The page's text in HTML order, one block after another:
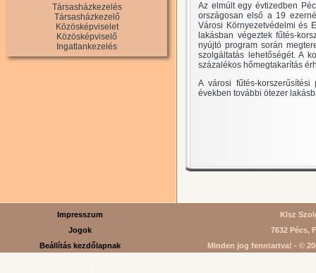
Társasházkezelés
Társasházkezelő
Közösképviselet
Közösképviselő
Ingatlankezelés
Az elmúlt egy évtizedben
országosan első a 19
Városi Környezetvédelmi és
lakásban végeztek fűtés-
nyújtó program során
szolgáltatás lehetőségét. A
százalékos hőmegtakarítás
A városi fűtés-
években további ötezer
Impresszum
Klsz
Jogok
7632 Pécs,
Beállítás kezdőlapnak
Minden jog fenntartva! - ©